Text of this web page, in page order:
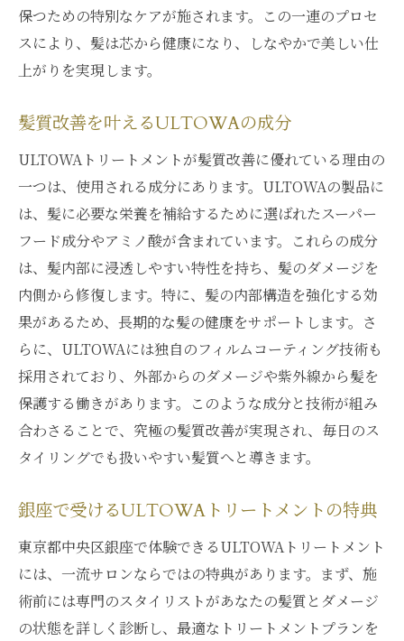
ULTOWAトリートメントが選ばれる理由銀座で
の体験談
銀座の顧客が語るULTOWAの結果
由
ULTOWAトリートメントを選んだ銀座の美
容愛好者の声
銀座のヘアサロンでのULTOWA体験レビュ
ー
ULTOWAトリートメントによる変化のビフ
ォー・アフター
ULTOWAトリートメントを受けた顧客のリ
ピート率
銀座一流サロンでしか受けられないULTOWAト
リートメントの秘密
銀座のサロンが提供するULTOWAの特別メ
ULTOWAトリートメントの独自技術とは
ULTOWAトリートメントの開発背景と歴史
銀座のプロフェッショナルが施すULTOWA
トリートメント
ULTOWAトリートメントの効果を最大化す
保つための特別なケアが施されます。この一連のプロセ
スにより、髪は芯から健康になり、しなやかで美しい仕
上がりを実現します。
髪質改善を叶えるULTOWAの成分
ULTOWAトリートメントが髪質改善に優れている理由の
一つは、使用される成分にあります。ULTOWAの製品に
は、髪に必要な栄養を補給するために選ばれたスーパー
フード成分やアミノ酸が含まれています。これらの成分
は、髪内部に浸透しやすい特性を持ち、髪のダメージを
内側から修復します。特に、髪の内部構造を強化する効
果があるため、長期的な髪の健康をサポートします。さ
らに、ULTOWAには独自のフィルムコーティング技術も
採用されており、外部からのダメージや紫外線から髪を
保護する働きがあります。このような成分と技術が組み
合わさることで、究極の髪質改善が実現され、毎日のス
タイリングでも扱いやすい髪質へと導きます。
銀座で受けるULTOWAトリートメントの特典
東京都中央区銀座で体験できるULTOWAトリートメント
には、一流サロンならではの特典があります。まず、施
術前には専門のスタイリストがあなたの髪質とダメージ
の状態を詳しく診断し、最適なトリートメントプランを